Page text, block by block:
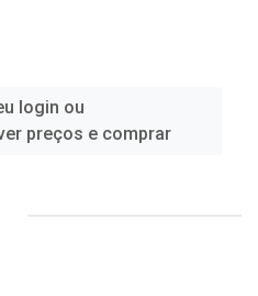
login ou
preços e comprar